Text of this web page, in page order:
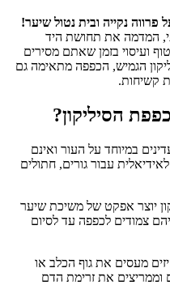
נקייה ובית נטול שיער!
המדמה את תחושת היד
ועיסוי בזמן שאתם מסירים
הגמיש, הכפפה מתאימה גם
קשיחות.
הסיליקון?
עדינים במיוחד על העור ואינם
עבור גורים, חתולים
יוצר אפקט של משיכת שיער
צמודים לכפפה עד לסיום
מעסים את גוף הכלב או
וממריצים את זרימת הדם